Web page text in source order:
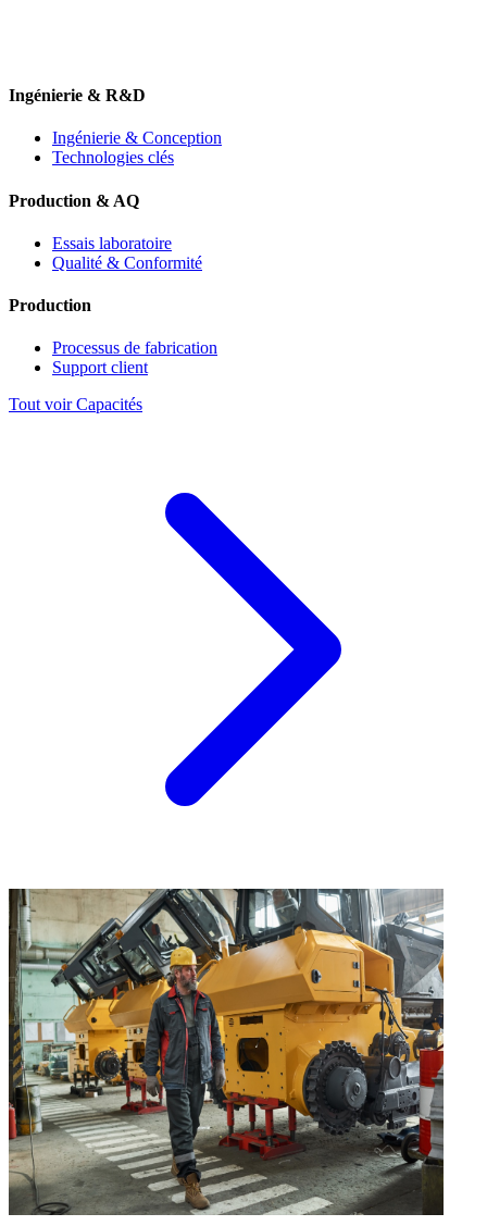
Ingénierie & R&D
Ingénierie & Conception
Technologies clés
Production & AQ
Essais laboratoire
Qualité & Conformité
Production
Processus de fabrication
Support client
Tout voir Capacités